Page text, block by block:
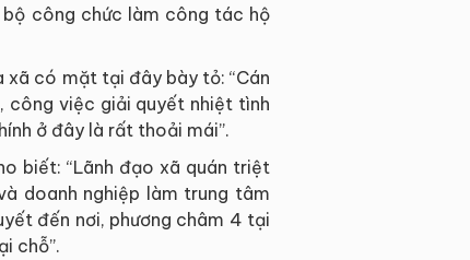
công chức làm công tác hộ
xã có mặt tại đây bày tỏ: “Cán
công việc giải quyết nhiệt tình
ở đây là rất thoải mái”.
biết: “Lãnh đạo xã quán triệt
doanh nghiệp làm trung tâm
đến nơi, phương châm 4 tại
chỗ”.